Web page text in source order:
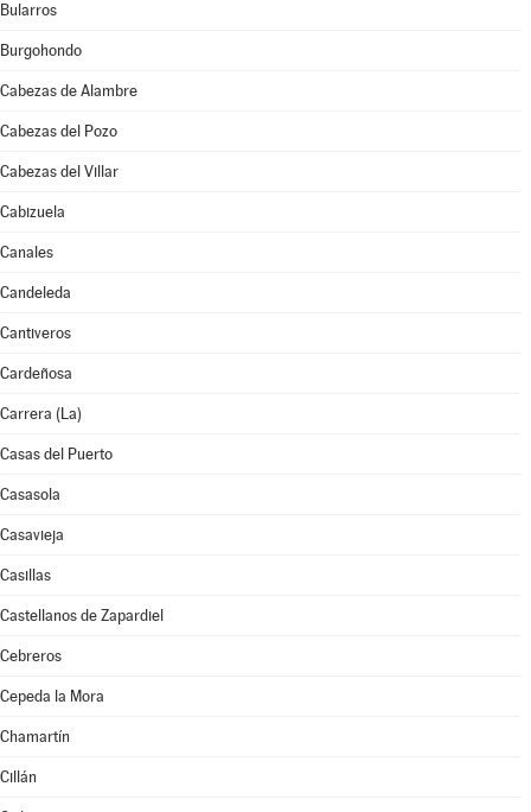
Bularros
Burgohondo
Cabezas de Alambre
Cabezas del Pozo
Cabezas del Villar
Cabizuela
Canales
Candeleda
Cantiveros
Cardeñosa
Carrera (La)
Casas del Puerto
Casasola
Casavieja
Casillas
Castellanos de Zapardiel
Cebreros
Cepeda la Mora
Chamartín
Cillán